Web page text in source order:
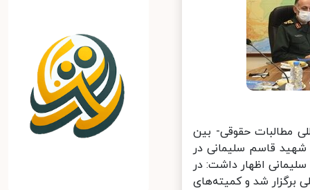
مطالبات حقوقی- بین
قاسم سلیمانی در
اظهار داشت: در
شد و کمیته‌های